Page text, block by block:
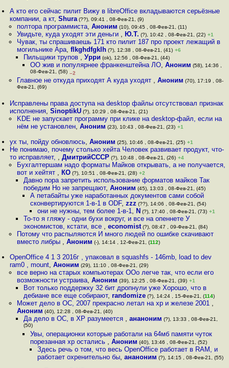
А кто его сейчас пилит Вижу в libreOffice вкладываются серьёзные
компании, а кт,Shura (??), 09:41 , 08-Фев-21, (9)
полтора программиста, Аноним (10), 09:45 , 08-Фев-21, (11)
Увидьте, куда уходят эти деньги , Ю.Т. (?), 10:42 , 08-Фев-21, (22) +1
Чувак, ты спрашиваешь 171 кто пилит 187 про проект лежащий в
могильнике Apa, flkghdfgklh(?), 12:38 , 08-Фев-21, (41) +6
Пильщики трупов , Урри (ok), 12:56 , 08-Фев-21, (44)
OO жив и популярнее франкенштейна ЛО,Аноним (58), 14:36 ,
08-Фев-21, (58) –2
Главное не откуда приходят А куда уходят , Аноним (70), 17:19 , 08-
Фев-21, (69)
Исправлены права доступа на desktop файлы отсутствовал признак
исполнения,SinoptikU (?), 10:29 , 08-Фев-21, (21)
KDE не запускает программу при клике на desktop-файл, если на
нём не установлен, Аноним (23), 10:43 , 08-Фев-21, (23) +1
ух ты, пойду обновлюсь,Аноним (25), 10:46 , 08-Фев-21, (25) +1
Не понимаю, почему столько хейта Человек развивает продукт, что-
то исправляет, ,ДмитрийСССР (?), 10:48 , 08-Фев-21, (26) +4
Бухгалтершам надо форматы Майков открывать, а не получается,
вот и хейтят , КО(?), 10:51 , 08-Фев-21, (28) +2
Давно пора запретить использование форматов майков Так
победим Но не запрещают, Аноним (45), 13:03 , 08-Фев-21, (45)
А петабайты уже наработанных документов сами собой
сконвертируются 1-в-1 в ODF,zzz (??), 14:06 , 08-Фев-21, (54)
они не нужны, тем более 1-в-1, N (?), 17:40 , 08-Фев-21, (73) +1
То-то я гляжу - одни бухи вокруг, и все на опеннете У
экономистов, кстати, все , economist(?), 08:47 , 09-Фев-21, (84)
Потому что распыляются И много людей по ошибке скачивают
вместо либры , Аноним (-), 14:14 , 12-Фев-21, (112)
OpenOffice 4 1 3 2016г , упаковал в squashfs - 146mb, load to dev
ram0 , mount,Аноним (29), 11:10 , 08-Фев-21, (29)
все верно на старых компьютерах ООо легче так, что если его
возможности устраива, Аноним (39), 12:25 , 08-Фев-21, (39) +1
Вот только поддержку 32 бит дропнули уже Хорошо, что в
дебиане все еще собирают, randomize(?), 14:24 , 15-Фев-21, (114)
Может дело в ОС, 2007 прекрасно летал на xp и железе 2001 ,
Аноним (40), 12:28 , 08-Фев-21, (40)
Да дело в ОС, в XP разумеется , ананоним (?), 13:33 , 08-Фев-21,
(50)
Увы, операционки которые работали на 64мб памяти чуток
порезанная xp остались ,Аноним (40), 13:46 , 08-Фев-21, (52)
Здесь речь о том, что весь OpenOffice работает в RAM, и
работает охренительно бы, ананоним (?), 14:15 , 08-Фев-21, (55)